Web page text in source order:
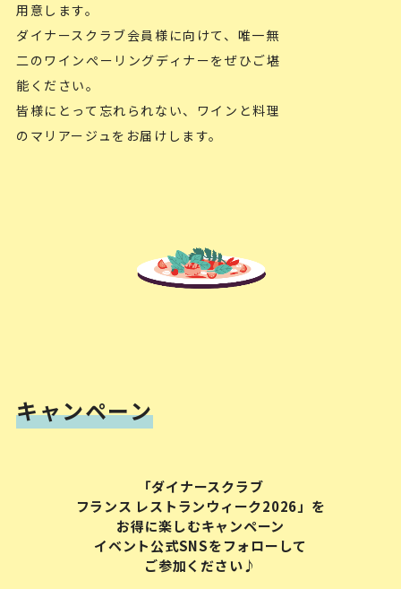
用意します。
ダイナースクラブ会員様に向けて、唯一無
二のワインぺーリングディナーをぜひご堪
能ください。
皆様にとって忘れられない、ワインと料理
のマリアージュをお届けします。
キャンペーン
「ダイナースクラブ
フランス レストランウィーク2026」を
お得に楽しむキャンペーン
イベント公式SNSをフォローして
ご参加ください♪